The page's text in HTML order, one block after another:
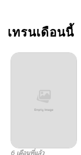
ตอนที่ 2
ตอนที่ 1
เทรนเดือนนี้
6 เดือนที่แล้ว